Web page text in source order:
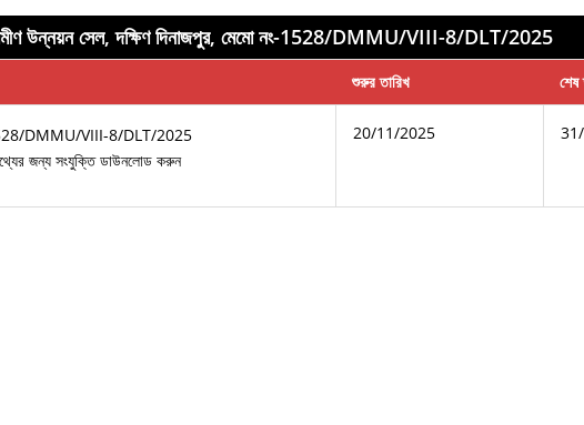
গ্রামীণ উন্নয়ন সেল, দক্ষিণ দিনাজপুর, মেমো নং-1528/DMMU/VIII-8/DLT/2025
শুরুর তারিখ শেষ
DMMU/VIII-8/DLT/2025
জন্য সংযুক্তি ডাউনলোড করুন
20/11/2025